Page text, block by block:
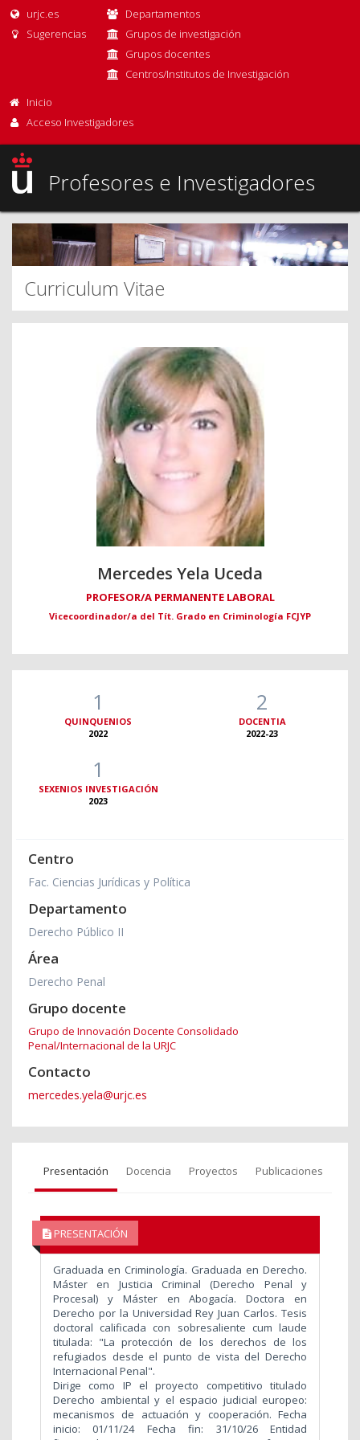
urjc.es
Sugerencias
Departamentos
Grupos de investigación
Grupos docentes
Centros/Institutos de Investigación
Inicio
Acceso Investigadores
Profesores e Investigadores
Curriculum Vitae
Mercedes Yela Uceda
PROFESOR/A PERMANENTE LABORAL
Vicecoordinador/a del Tít. Grado en Criminología FCJYP
1
QUINQUENIOS
2022
2
DOCENTIA
2022-23
1
SEXENIOS INVESTIGACIÓN
2023
Centro
Fac. Ciencias Jurídicas y Política
Departamento
Derecho Público II
Área
Derecho Penal
Grupo docente
Grupo de Innovación Docente Consolidado
Penal/Internacional de la URJC
Contacto
mercedes.yela@urjc.es
Presentación Docencia Proyectos Publicaciones
PRESENTACIÓN
Graduada en Criminología. Graduada en Derecho.
Máster en Justicia Criminal (Derecho Penal y
Procesal) y Máster en Abogacía. Doctora en
Derecho por la Universidad Rey Juan Carlos. Tesis
doctoral calificada con sobresaliente cum laude
titulada: "La protección de los derechos de los
refugiados desde el punto de vista del Derecho
Internacional Penal".
Dirige como IP el proyecto competitivo titulado
Derecho ambiental y el espacio judicial europeo:
mecanismos de actuación y cooperación. Fecha
inicio: 01/11/24 Fecha fin: 31/10/26 Entidad